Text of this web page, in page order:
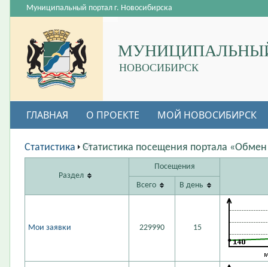
НОВОСИБИРСК
Муниципальный портал г. Новосибирска
ГЛАВНАЯ О ПРОЕКТЕ МОЙ НОВОСИБИРСК
ВАКАНСИИ
Статистика Статистика посещения портала
Раздел
Посещения
Всего В день
Мои заявки 229990 15